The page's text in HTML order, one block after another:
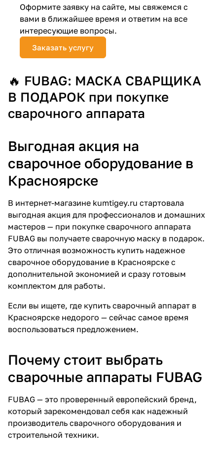
Оформите заявку на сайте, мы свяжемся с
вами в ближайшее время и ответим на все
интересующие вопросы.
Заказать услугу
🔥 FUBAG: МАСКА СВАРЩИКА
В ПОДАРОК при покупке
сварочного аппарата
Выгодная акция на
сварочное оборудование в
Красноярске
В интернет-магазине kumtigey.ru стартовала
выгодная акция для профессионалов и домашних
мастеров — при покупке сварочного аппарата
FUBAG вы получаете сварочную маску в подарок.
Это отличная возможность купить надежное
сварочное оборудование в Красноярске с
дополнительной экономией и сразу готовым
комплектом для работы.
Если вы ищете, где купить сварочный аппарат в
Красноярске недорого — сейчас самое время
воспользоваться предложением.
Почему стоит выбрать
сварочные аппараты FUBAG
FUBAG — это проверенный европейский бренд,
который зарекомендовал себя как надежный
производитель сварочного оборудования и
строительной техники.
Добавляйте товары
в корзину
Оплачивайте сегодня только
25% картой любого банка
Получайте товар
выбранный способом
списыватьсяс вашей карты
по25 %каждые 2 недели
Подробнее
об оплате Плайтом
25
недели
Остались вопросы?
8 800 302-02-51